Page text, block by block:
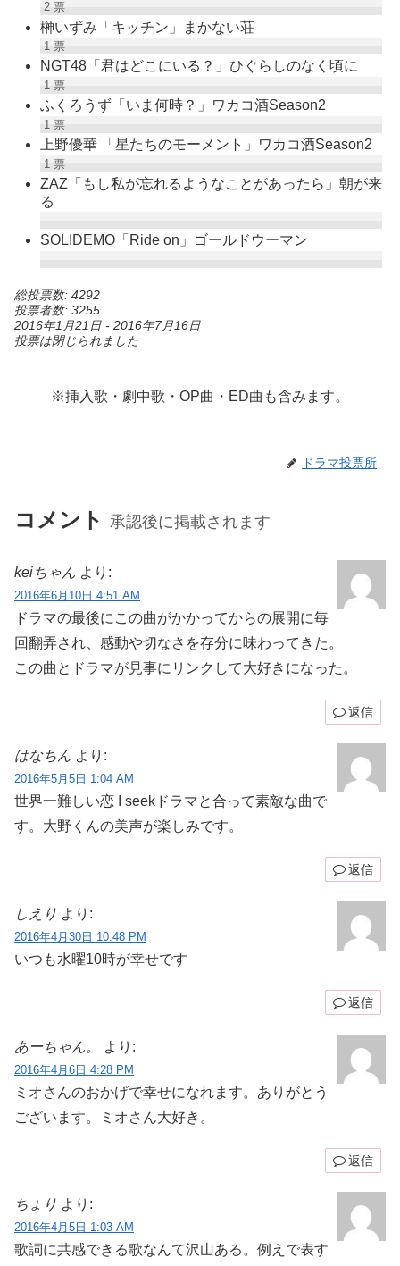
2票
榊いずみ「キッチン」まかない荘
1票
NGT48「君はどこにいる？」ひぐらしのなく頃に
1票
ふくろうず「いま何時？」ワカコ酒Season2
1票
上野優華 「星たちのモーメント」ワカコ酒Season2
1票
ZAZ「もし私が忘れるようなことがあったら」朝が来
る
SOLIDEMO「Ride on」ゴールドウーマン
総投票数: 4292
投票者数: 3255
2016年1月21日 - 2016年7月16日
投票は閉じられました
※挿入歌・劇中歌・OP曲・ED曲も含みます。
ドラマ投票所
コメント 承認後に掲載されます
keiちゃん より:
2016年6月10日 4:51 AM
ドラマの最後にこの曲がかかってからの展開に毎
回翻弄され、感動や切なさを存分に味わってきた。
この曲とドラマが見事にリンクして大好きになった。
返信
はなちん より:
2016年5月5日 1:04 AM
世界一難しい恋 I seekドラマと合って素敵な曲で
す。大野くんの美声が楽しみです。
返信
しえり より:
2016年4月30日 10:48 PM
いつも水曜10時が幸せです
返信
あーちゃん。 より:
2016年4月6日 4:28 PM
ミオさんのおかげで幸せになれます。ありがとう
ございます。ミオさん大好き。
返信
ちょり より:
2016年4月5日 1:03 AM
歌詞に共感できる歌なんて沢山ある。例えで表す